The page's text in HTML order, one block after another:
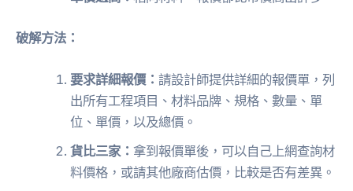
破解方法：
要求詳細報價：請設計師提供詳細的報價單，列
出所有工程項目、材料品牌、規格、數量、單
位、單價，以及總價。
貨比三家：拿到報價單後，可以自己上網查詢材
料價格，或請其他廠商估價，比較是否有差異。